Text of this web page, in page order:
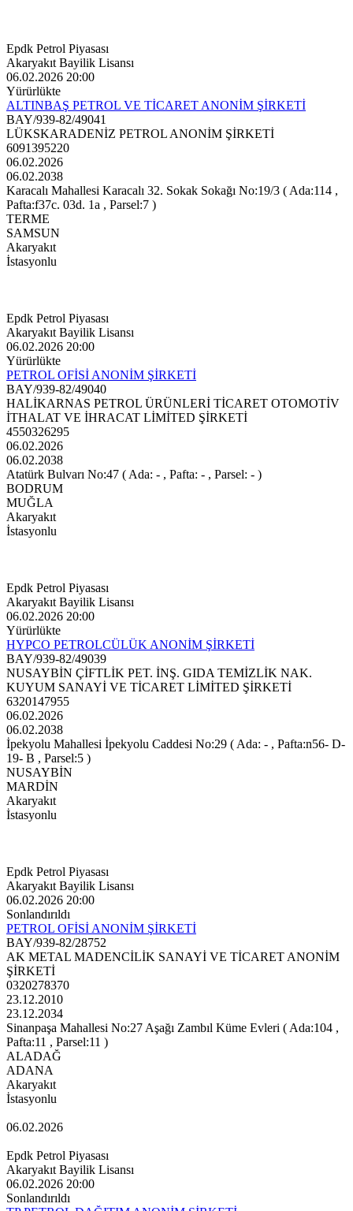
Epdk Petrol Piyasası
Akaryakıt Bayilik Lisansı
06.02.2026 20:00
Yürürlükte
ALTINBAŞ PETROL VE TİCARET ANONİM ŞİRKETİ
BAY/939-82/49041
LÜKSKARADENİZ PETROL ANONİM ŞİRKETİ
6091395220
06.02.2026
06.02.2038
Karacalı Mahallesi Karacalı 32. Sokak Sokağı No:19/3 ( Ada:114 ,
Pafta:f37c. 03d. 1a , Parsel:7 )
TERME
SAMSUN
Akaryakıt
İstasyonlu
Epdk Petrol Piyasası
Akaryakıt Bayilik Lisansı
06.02.2026 20:00
Yürürlükte
PETROL OFİSİ ANONİM ŞİRKETİ
BAY/939-82/49040
HALİKARNAS PETROL ÜRÜNLERİ TİCARET OTOMOTİV
İTHALAT VE İHRACAT LİMİTED ŞİRKETİ
4550326295
06.02.2026
06.02.2038
Atatürk Bulvarı No:47 ( Ada: - , Pafta: - , Parsel: - )
BODRUM
MUĞLA
Akaryakıt
İstasyonlu
Epdk Petrol Piyasası
Akaryakıt Bayilik Lisansı
06.02.2026 20:00
Yürürlükte
HYPCO PETROLCÜLÜK ANONİM ŞİRKETİ
BAY/939-82/49039
NUSAYBİN ÇİFTLİK PET. İNŞ. GIDA TEMİZLİK NAK.
KUYUM SANAYİ VE TİCARET LİMİTED ŞİRKETİ
6320147955
06.02.2026
06.02.2038
İpekyolu Mahallesi İpekyolu Caddesi No:29 ( Ada: - , Pafta:n56- D-
19- B , Parsel:5 )
NUSAYBİN
MARDİN
Akaryakıt
İstasyonlu
Epdk Petrol Piyasası
Akaryakıt Bayilik Lisansı
06.02.2026 20:00
Sonlandırıldı
PETROL OFİSİ ANONİM ŞİRKETİ
BAY/939-82/28752
AK METAL MADENCİLİK SANAYİ VE TİCARET ANONİM
ŞİRKETİ
0320278370
23.12.2010
23.12.2034
Sinanpaşa Mahallesi No:27 Aşağı Zambıl Küme Evleri ( Ada:104 ,
Pafta:11 , Parsel:11 )
ALADAĞ
ADANA
Akaryakıt
İstasyonlu
06.02.2026
Epdk Petrol Piyasası
Akaryakıt Bayilik Lisansı
06.02.2026 20:00
Sonlandırıldı